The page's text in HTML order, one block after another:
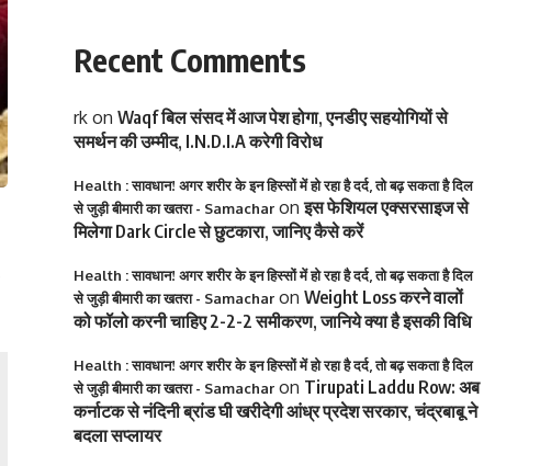
Recent Comments
rkon Waqf बिल संसद में आज पेश होगा, एनडीए सहयोगियों से
समर्थन की उम्मीद, I.N.D.I.A करेगी विरोध
Health : सावधान! अगर शरीर के इन हिस्सों में हो रहा है दर्द, तो बढ़ सकता है दिल
से जुड़ी बीमारी का खतरा - Samacharonइस फेशियल एक्सरसाइज से
मिलेगा Dark Circle से छुटकारा, जानिए कैसे करें
Health : सावधान! अगर शरीर के इन हिस्सों में हो रहा है दर्द, तो बढ़ सकता है दिल
से जुड़ी बीमारी का खतरा - Samacharon Weight Loss करने वालों
को फॉलो करनी चाहिए 2-2-2 समीकरण, जानिये क्या है इसकी विधि
Health : सावधान! अगर शरीर के इन हिस्सों में हो रहा है दर्द, तो बढ़ सकता है दिल
से जुड़ी बीमारी का खतरा - Samacharon Tirupati Laddu Row: अब
कर्नाटक से नंदिनी ब्रांड घी खरीदेगी आंध्र प्रदेश सरकार, चंद्रबाबू ने
बदला सप्लायर